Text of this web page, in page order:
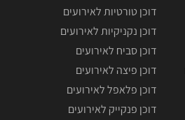
דוכן טורטיות לאירועים
דוכן נקניקיות לאירועים
דוכן סביח לאירועים
דוכן פיצה לאירועים
דוכן פלאפל לאירועים
דוכן פנקייק לאירועים